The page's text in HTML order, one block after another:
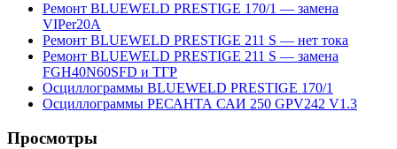
Ремонт BLUEWELD PRESTIGE 170/1 — замена
VIPer20A
Ремонт BLUEWELD PRESTIGE 211 S — нет тока
Ремонт BLUEWELD PRESTIGE 211 S — замена
FGH40N60SFD и ТГР
Осциллограммы BLUEWELD PRESTIGE 170/1
Осциллограммы РЕСАНТА САИ 250 GPV242 V1.3
Просмотры